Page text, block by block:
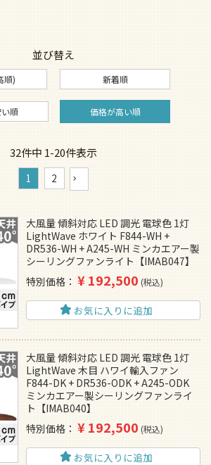
並び替え
順) 新着順
順 価格が高い順
32件中 1-20件表示
1 2
大風量 傾斜対応 LED 調光 電球色 1灯
LightWave ホワイト F844-WH +
DR536-WH + A245-WH ミンカエアー製
シーリングファンライト【IMAB047】
特別価格
¥192,500 税込
お気に入りに追加
大風量 傾斜対応 LED 調光 電球色 1灯
LightWave 木目 ハワイ輸入ファン
F844-DK + DR536-ODK + A245-ODK
ミンカエアー製シーリングファンライ
ト【IMAB040】
特別価格
¥192,500 税込
お気に入りに追加